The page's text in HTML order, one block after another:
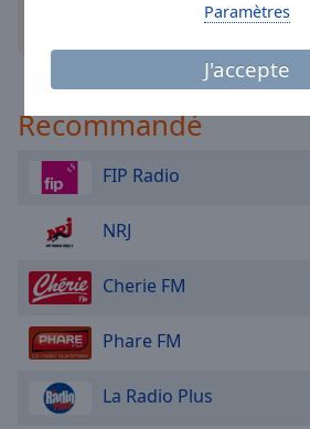
J'accepte
Paramètres
Opacity
Font
Font
Family
autres options
Recommandé
FIP Radio
NRJ
Cherie FM
Phare FM
La Radio Plus